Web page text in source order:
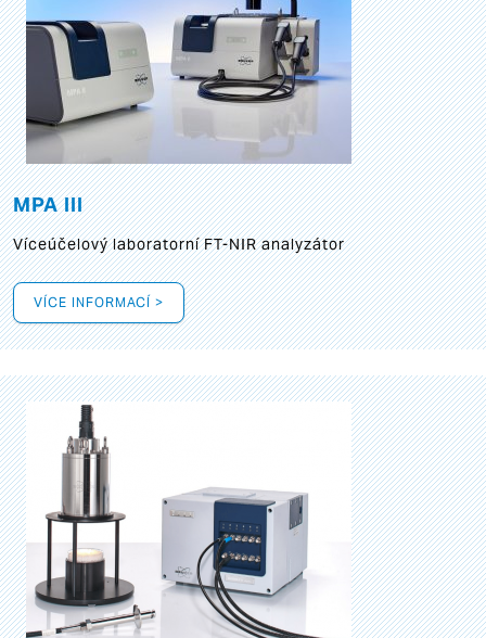
MPA III
Víceúčelový laboratorní FT-NIR analyzátor
VÍCE INFORMACÍ >